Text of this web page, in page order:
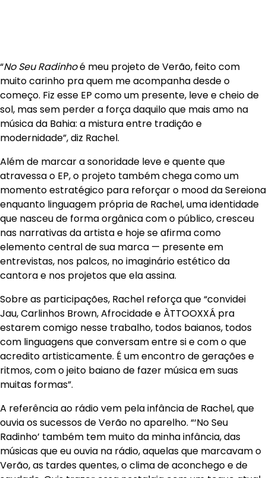
“No Seu Radinhoé meu projeto de Verão, feito com
muito carinho pra quem me acompanha desde o
começo. Fiz esse EP como um presente, leve e cheio de
sol, mas sem perder a força daquilo que mais amo na
música da Bahia: a mistura entre tradição e
modernidade”, diz Rachel.
Além de marcar a sonoridade leve e quente que
atravessa o EP, o projeto também chega como um
momento estratégico para reforçar o mood da Sereiona
enquanto linguagem própria de Rachel, uma identidade
que nasceu de forma orgânica com o público, cresceu
nas narrativas da artista e hoje se afirma como
elemento central de sua marca — presente em
entrevistas, nos palcos, no imaginário estético da
cantora e nos projetos que ela assina.
Sobre as participações, Rachel reforça que “convidei
Jau, Carlinhos Brown, Afrocidade e ÀTTOOXXÁ pra
estarem comigo nesse trabalho, todos baianos, todos
com linguagens que conversam entre si e com o que
acredito artisticamente. É um encontro de gerações e
ritmos, com o jeito baiano de fazer música em suas
muitas formas”.
A referência ao rádio vem pela infância de Rachel, que
ouvia os sucessos de Verão no aparelho. “‘No Seu
Radinho’ também tem muito da minha infância, das
músicas que eu ouvia na rádio, aquelas que marcavam o
Verão, as tardes quentes, o clima de aconchego e de